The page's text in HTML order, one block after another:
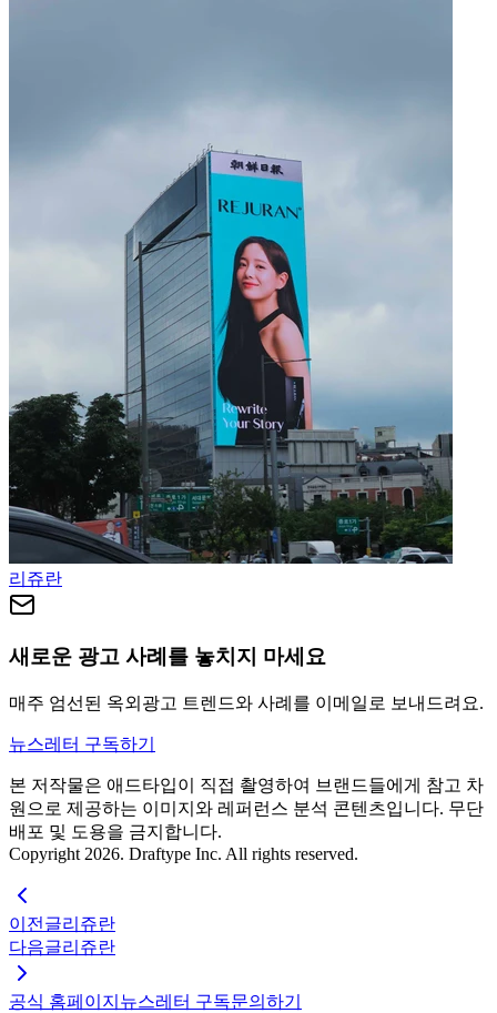
리쥬란
새로운 광고 사례를 놓치지 마세요
매주 엄선된 옥외광고 트렌드와 사례를 이메일로 보내드려요.
뉴스레터 구독하기
본 저작물은 애드타입이 직접 촬영하여 브랜드들에게 참고 차
원으로 제공하는 이미지와 레퍼런스 분석 콘텐츠입니다. 무단
배포 및 도용을 금지합니다.
Copyright 2026. Draftype Inc. All rights reserved.
이전글리쥬란
다음글리쥬란
공식 홈페이지 뉴스레터 구독문의하기